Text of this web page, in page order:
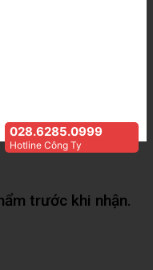
028.6285.0999
Hotline Công Ty
trước khi nhận.